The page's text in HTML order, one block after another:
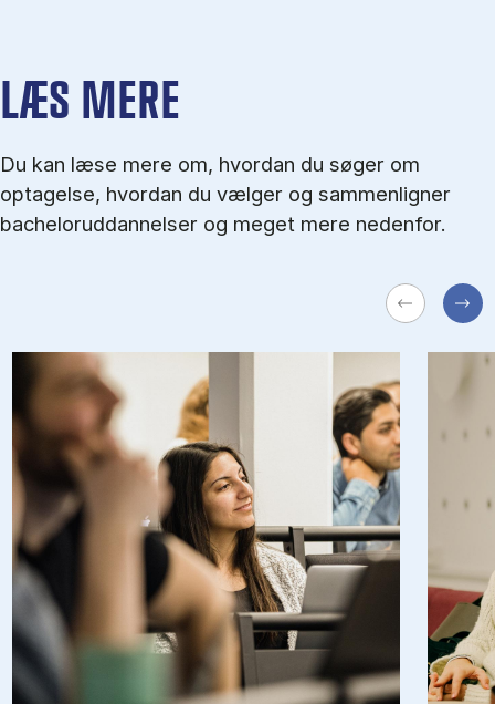
LÆS MERE
Du kan læse mere om, hvordan du søger om
optagelse, hvordan du vælger og sammenligner
bacheloruddannelser og meget mere nedenfor.